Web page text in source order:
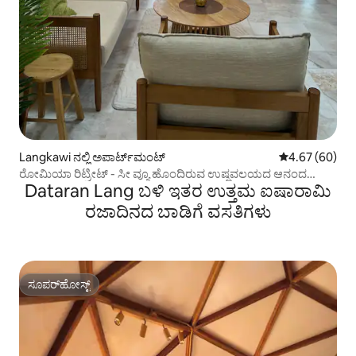
Langkawi ನಲ್ಲಿ ಅಪಾರ್ಟ್‌ಮಂಟ್ 5 ರಲ್ಲಿ 4.67
4.67 (60)
ರೋಮಿಯಾ ರಿಟ್ರೀಟ್ - ಸೀ ವ್ಯೂ ಹೊಂದಿರುವ ಉಷ್ಣವಲಯದ ಆನಂದ
3BHK
Dataran Lang ಬಳಿ ಇತರ ಉತ್ತಮ ಐಷಾರಾಮಿ
ರಜಾದಿನದ ಬಾಡಿಗೆ ವಸತಿಗಳು
ಸೂಪರ್‌ಹೋಸ್ಟ್
ಸೂಪರ್‌ಹೋಸ್ಟ್